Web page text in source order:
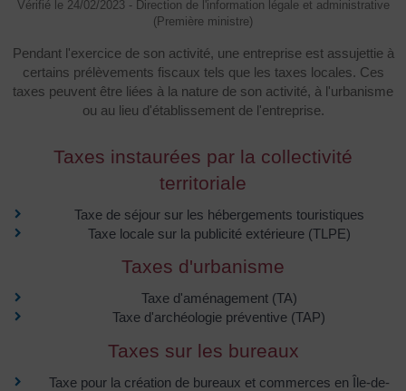
Vérifié le 24/02/2023 - Direction de l'information légale et administrative
(Première ministre)
Pendant l'exercice de son activité, une entreprise est assujettie à
certains prélèvements fiscaux tels que les taxes locales. Ces
taxes peuvent être liées à la nature de son activité, à l'urbanisme
ou au lieu d'établissement de l'entreprise.
Taxes instaurées par la collectivité
territoriale
Taxe de séjour sur les hébergements touristiques
Taxe locale sur la publicité extérieure (TLPE)
Taxes d'urbanisme
Taxe d'aménagement (TA)
Taxe d'archéologie préventive (TAP)
Taxes sur les bureaux
Taxe pour la création de bureaux et commerces en Île-de-